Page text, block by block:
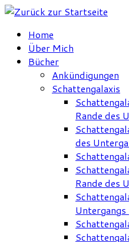
Zum
springenHome
Über Mich
Bücher
Ankündigungen
Schattengalaxis
Rande des
des
Rande des
Untergangs